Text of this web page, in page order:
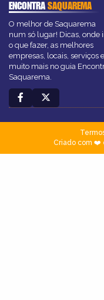
ENCONTRASAQUAREMA
O melhor de Saquarema
num só lugar! Dicas, onde
o que fazer, as melhores
empresas, locais, serviços e
muito mais no guia
Saquarema.
Criado com ❤️